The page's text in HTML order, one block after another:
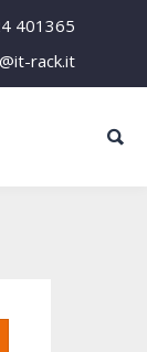
401365
rack.it